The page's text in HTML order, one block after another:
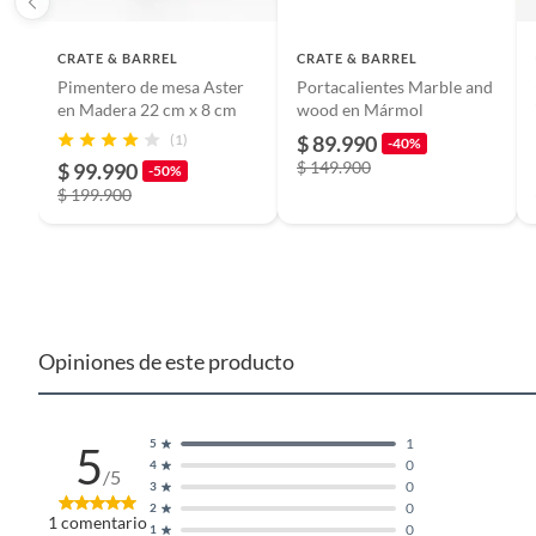
Nombre del fabricante o importador
Modo de fabricación
Cuidado del producto
Fotos
Restricciones de uso
Para conocer más sobre el derecho de retracto y nuestra
https://www.falabella.com.co/falabella-co/page/legales-
CRATE & BARREL
Pimentero de mesa Aster
en Madera 22 cm x 8 cm
(1)
$ 99.990 -50%
$ 199.900
CRATE & BARREL
Portacalientes Marble and
wood en Mármol
$ 89.990 -40%
$ 149.900
Opiniones de este producto
5/5
1 comentario 1 0
2 0
3 0
4 0
5 1